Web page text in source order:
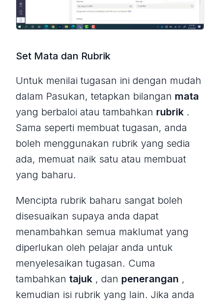
Set Mata dan Rubrik
Untuk menilai tugasan ini dengan mudah
dalam Pasukan, tetapkan bilangan mata
yang berbaloi atau tambahkan rubrik .
Sama seperti membuat tugasan, anda
boleh menggunakan rubrik yang sedia
ada, memuat naik satu atau membuat
yang baharu.
Mencipta rubrik baharu sangat boleh
disesuaikan supaya anda dapat
menambahkan semua maklumat yang
diperlukan oleh pelajar anda untuk
menyelesaikan tugasan. Cuma
tambahkan tajuk , dan penerangan ,
kemudian isi rubrik yang lain. Jika anda